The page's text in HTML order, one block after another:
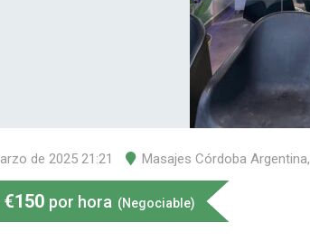
de 2025 21:21 Masajes Córdoba Argentina,
€150 por hora (Negociable)